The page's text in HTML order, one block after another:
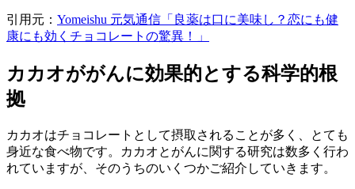
引用元： Yomeishu 元気通信「良薬は口に美味し？恋にも健
康にも効くチョコレートの驚異！」
カカオががんに効果的とする科学的根
拠
カカオはチョコレートとして摂取されることが多く、とても
身近な食べ物です。カカオとがんに関する研究は数多く行わ
れていますが、そのうちのいくつかご紹介していきます。